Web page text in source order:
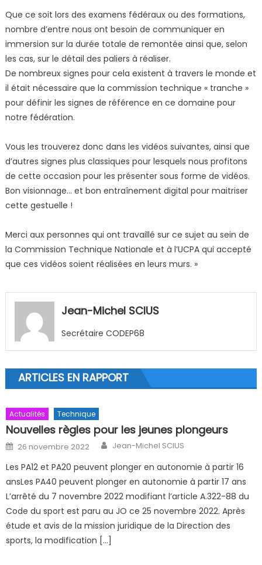
Que ce soit lors des examens fédéraux ou des formations,
nombre d’entre nous ont besoin de communiquer en
immersion sur la durée totale de remontée ainsi que, selon
les cas, sur le détail des paliers à réaliser.
De nombreux signes pour cela existent à travers le monde et
il était nécessaire que la commission technique « tranche »
pour définir les signes de référence en ce domaine pour
notre fédération.
Vous les trouverez donc dans les vidéos suivantes, ainsi que
d’autres signes plus classiques pour lesquels nous profitons
de cette occasion pour les présenter sous forme de vidéos.
Bon visionnage… et bon entraînement digital pour maitriser
cette gestuelle !
Merci aux personnes qui ont travaillé sur ce sujet au sein de
la Commission Technique Nationale et à l’UCPA qui accepté
que ces vidéos soient réalisées en leurs murs. »
Jean-Michel SCIUS
Secrétaire CODEP68
ARTICLES EN RAPPORT
Actualités Technique
Nouvelles règles pour les jeunes plongeurs
Posted on
26 novembre 2022 Author
Jean-Michel SCIUS
Les PA12 et PA20 peuvent plonger en autonomie à partir 16
ansLes PA40 peuvent plonger en autonomie à partir 17 ans
L’arrêté du 7 novembre 2022 modifiant l’article A.322-88 du
Code du sport est paru au JO ce 25 novembre 2022. Après
étude et avis de la mission juridique de la Direction des
sports, la modification […]